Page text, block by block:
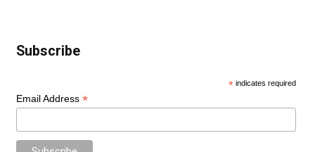
Subscribe
* indicates required
Email Address *